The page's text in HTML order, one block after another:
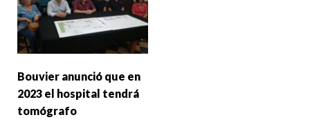
Bouvier anunció que en
2023 el hospital tendrá
tomógrafo